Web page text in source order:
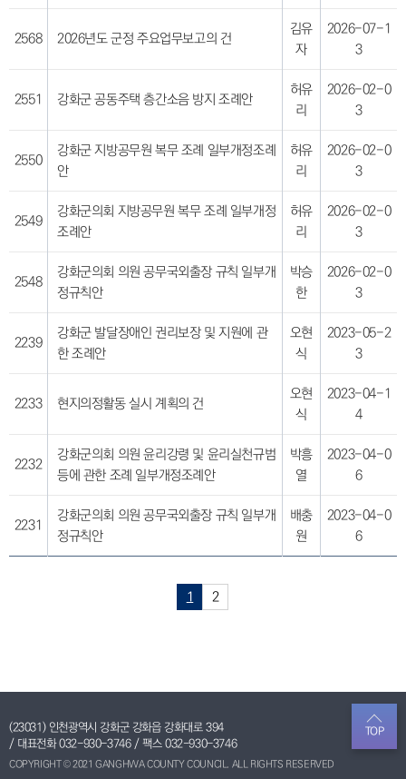
2568 2026년도 군정 주요업무보고의 건
김유
자
2026-07-1
3
2551 강화군 공동주택 층간소음 방지 조례안
허유
리
2026-02-0
3
2550
강화군 지방공무원 복무 조례 일부개정조례
안
허유
리
2026-02-0
3
2549
강화군의회 지방공무원 복무 조례 일부개정
조례안
허유
리
2026-02-0
3
2548
강화군의회 의원 공무국외출장 규칙 일부개
정규칙안
박승
한
2026-02-0
3
2239
강화군 발달장애인 권리보장 및 지원에 관
한 조례안
오현
식
2023-05-2
3
2233 현지의정활동 실시 계획의 건
오현
식
2023-04-1
4
2232
강화군의회 의원 윤리강령 및 윤리실천규범
등에 관한 조례 일부개정조례안
박흥
열
2023-04-0
6
2231
강화군의회 의원 공무국외출장 규칙 일부개
정규칙안
배충
원
2023-04-0
6
1 2
TOP
(23031) 인천광역시 강화군 강화읍 강화대로 394
/ 대표전화032-930-3746/ 팩스 032-930-3746
COPYRIGHT © 2021 GANGHWA COUNTY COUNCIL. ALL RIGHTS RESERVED